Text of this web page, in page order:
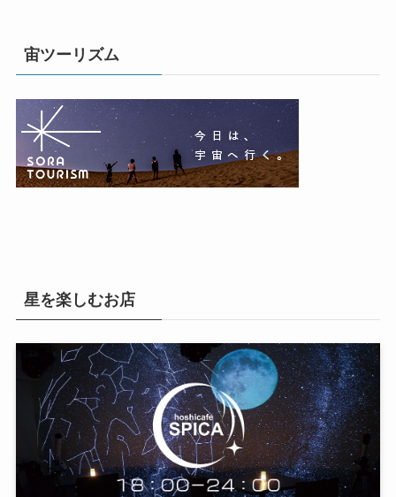
宙ツーリズム
星を楽しむお店